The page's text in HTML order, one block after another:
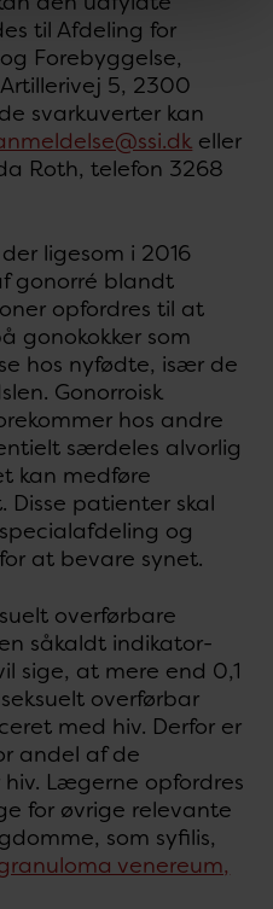
til Afdeling for
Forebyggelse,
5, 2300
svarkuverter kan
eller
Roth, telefon 3268
ligesom i 2016
gonorré blandt
opfordres til at
gonokokker som
hos nyfødte, især de
Gonorroisk
hos andre
særdeles alvorlig
kan medføre
patienter skal
og
at bevare synet.
overførbare
såkaldt indikator-
sige, at mere end 0,1
overførbar
med hiv. Derfor er
andel af de
Lægerne opfordres
for øvrige relevante
som syfilis,
venereum,